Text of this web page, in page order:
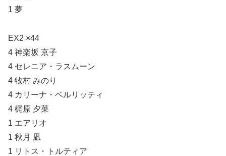
1 夢
EX2 ×44
4 神楽坂 京子
4 セレニア・ラスムーン
4 牧村 みのり
4 カリーナ・ベルリッティ
4 梶原 夕菜
1 エアリオ
1 秋月 凪
1 リトス・トルティア